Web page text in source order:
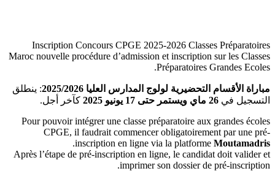
Inscription Concours CPGE 2025-2026 Classes Préparatoires
Maroc nouvelle procédure d’admission et inscription sur les Classes
Préparatoires Grandes Ecoles.
مباراة الأقسام التحضيرية لولوج المدارس العليا 2025/2026
: ينطلق
التسجيل في 26 ماي ويستمر حتى 17 يونيو 2025
كآخر أجل.
Pour pouvoir intégrer une classe préparatoire aux grandes écoles
CPGE, il faudrait commencer obligatoirement par une pré-
inscription en ligne via la platforme Moutamadris
.
Après l’étape de pré-inscription en ligne, le candidat doit valider et
imprimer son dossier de pré-inscription.